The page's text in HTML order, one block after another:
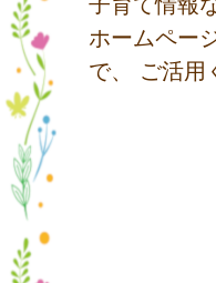
ホームペー
で、 ご活用